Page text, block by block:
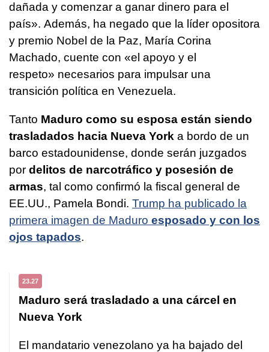
dañada y comenzar a ganar dinero para el
país». Además, ha negado que la líder opositora
y premio Nobel de la Paz, María Corina
Machado, cuente con «el apoyo y el
respeto» necesarios para impulsar una
transición política en Venezuela.
Tanto Maduro como su esposa están siendo
trasladados hacia Nueva York a bordo de un
barco estadounidense, donde serán juzgados
por delitos de narcotráfico y posesión de
armas, tal como confirmó la fiscal general de
EE.UU., Pamela Bondi. Trump ha publicado la
primera imagen de Maduro esposado y con los
ojos tapados.
23.27
Maduro será trasladado a una cárcel en
Nueva York
El mandatario venezolano ya ha bajado del